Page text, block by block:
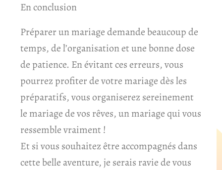
En conclusion
Préparer un mariage demande beaucoup de
temps, de l’organisation et une bonne dose
de patience. En évitant ces erreurs, vous
pourrez profiter de votre mariage dès les
préparatifs, vous organiserez sereinement
le mariage de vos rêves, un mariage qui vous
ressemble vraiment !
Et si vous souhaitez être accompagnés dans
cette belle aventure, je serais ravie de vous